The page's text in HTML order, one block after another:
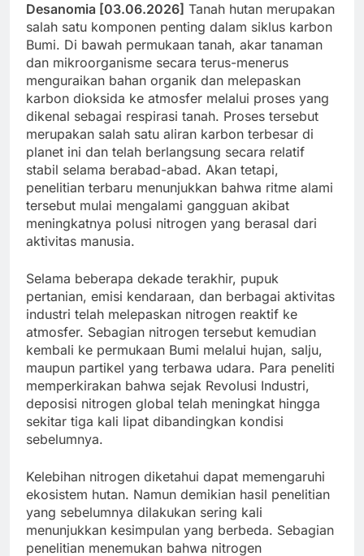
Desanomia [03.06.2026] Tanah hutan merupakan
salah satu komponen penting dalam siklus karbon
Bumi. Di bawah permukaan tanah, akar tanaman
dan mikroorganisme secara terus-menerus
menguraikan bahan organik dan melepaskan
karbon dioksida ke atmosfer melalui proses yang
dikenal sebagai respirasi tanah. Proses tersebut
merupakan salah satu aliran karbon terbesar di
planet ini dan telah berlangsung secara relatif
stabil selama berabad-abad. Akan tetapi,
penelitian terbaru menunjukkan bahwa ritme alami
tersebut mulai mengalami gangguan akibat
meningkatnya polusi nitrogen yang berasal dari
aktivitas manusia.
Selama beberapa dekade terakhir, pupuk
pertanian, emisi kendaraan, dan berbagai aktivitas
industri telah melepaskan nitrogen reaktif ke
atmosfer. Sebagian nitrogen tersebut kemudian
kembali ke permukaan Bumi melalui hujan, salju,
maupun partikel yang terbawa udara. Para peneliti
memperkirakan bahwa sejak Revolusi Industri,
deposisi nitrogen global telah meningkat hingga
sekitar tiga kali lipat dibandingkan kondisi
sebelumnya.
Kelebihan nitrogen diketahui dapat memengaruhi
ekosistem hutan. Namun demikian hasil penelitian
yang sebelumnya dilakukan sering kali
menunjukkan kesimpulan yang berbeda. Sebagian
penelitian menemukan bahwa nitrogen